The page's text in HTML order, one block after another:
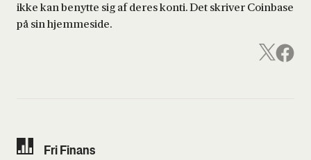
ikke kan benytte sig af deres konti. Det skriver Coinbase
på sin hjemmeside.
Fri Finans